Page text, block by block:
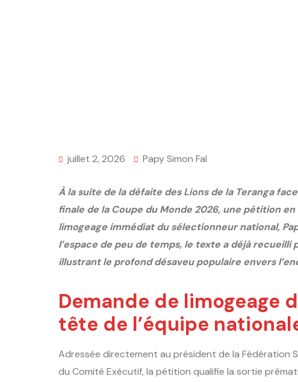
juillet 2, 2026 Papy Simon Fal
À la suite de la défaite des Lions de la Teranga
finale de la Coupe du Monde 2026, une pétition
limogeage immédiat du sélectionneur national,
l’espace de peu de temps, le texte a déjà
illustrant le profond désaveu populaire envers
Demande de limogeage
tête de l’équipe
Adressée directement au président de la Fédération
du Comité Exécutif, la pétition qualifie la sortie